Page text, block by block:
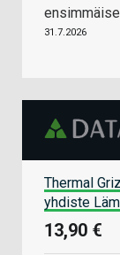
31.7.2026
Thermal
yhdiste
13,90 €